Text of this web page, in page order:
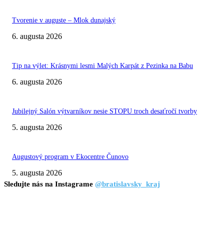
Tvorenie v auguste – Mlok dunajský
6. augusta 2026
Tip na výlet: Krásnymi lesmi Malých Karpát z Pezinka na Babu
6. augusta 2026
Jubilejný Salón výtvarníkov nesie STOPU troch desaťročí tvorby
5. augusta 2026
Augustový program v Ekocentre Čunovo
5. augusta 2026
Sledujte nás na Instagrame @bratislavsky_kraj